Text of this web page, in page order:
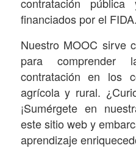
contratación
financiados por el FIDA.
Nuestro MOOC sirve
para
contratación en los
agrícola y rural.
¡Sumérgete en
este sitio web y
aprendizaje